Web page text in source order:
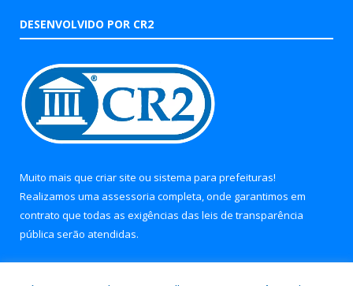
DESENVOLVIDO POR CR2
Muito mais que criar site ou sistema para prefeituras!
Realizamos uma assessoria completa, onde garantimos em
contrato que todas as exigências das leis de transparência
pública serão atendidas.